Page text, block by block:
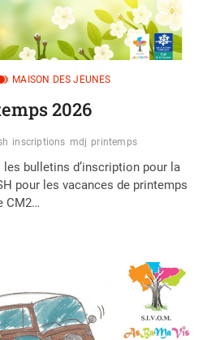
MAISON DES JEUNES
2026
inscriptions mdj printemps
bulletins d’inscription pour la
pour les vacances de printemps
CM2…